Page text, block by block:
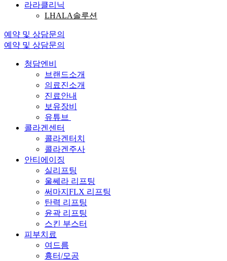
라라클리닉
LHALA솔루션
예약 및 상담문의
예약 및 상담문의
청담엔비
브랜드소개
의료진소개
진료안내
보유장비
유튜브
콜라겐센터
콜라겐터치
콜라겐주사
안티에이징
실리프팅
울쎄라 리프팅
써마지FLX 리프팅
탄력 리프팅
윤곽 리프팅
스킨 부스터
피부치료
여드름
흉터/모공